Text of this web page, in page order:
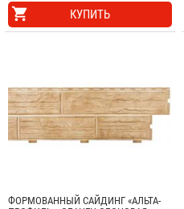
КУПИТЬ
ФОРМОВАННЫЙ САЙДИНГ «АЛЬТА-